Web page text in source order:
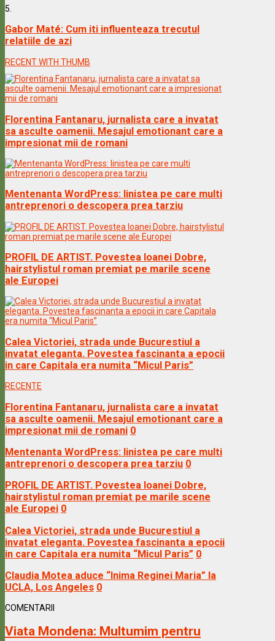
5.
Gabor Maté: Cum iti influenteaza trecutul
relatiile de azi
RECENT WITH THUMB
Florentina Fantanaru, jurnalista care a invatat
sa asculte oamenii. Mesajul emotionant care a
impresionat mii de romani
Mentenanta WordPress: linistea pe care multi
antreprenori o descopera prea tarziu
PROFIL DE ARTIST. Povestea Ioanei Dobre,
hairstylistul roman premiat pe marile scene
ale Europei
Calea Victoriei, strada unde Bucurestiul a
invatat eleganta. Povestea fascinanta a epocii
in care Capitala era numita “Micul Paris”
RECENTE
Florentina Fantanaru, jurnalista care a invatat
sa asculte oamenii. Mesajul emotionant care a
impresionat mii de romani 0
Mentenanta WordPress: linistea pe care multi
antreprenori o descopera prea tarziu 0
PROFIL DE ARTIST. Povestea Ioanei Dobre,
hairstylistul roman premiat pe marile scene
ale Europei 0
Calea Victoriei, strada unde Bucurestiul a
invatat eleganta. Povestea fascinanta a epocii
in care Capitala era numita “Micul Paris” 0
Claudia Motea aduce “Inima Reginei Maria” la
UCLA, Los Angeles 0
COMENTARII
Viata Mondena: Multumim pentru